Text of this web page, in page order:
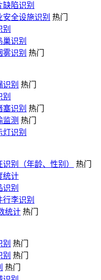
缺陷识别
安全设施识别 热门
别
巢识别
雾识别 热门
识别 热门
别
塞识别 热门
监测 热门
灯识别
别（年龄、性别）
热门
统计
识别
行李识别
统计 热门
别 热门
别 热门
热门